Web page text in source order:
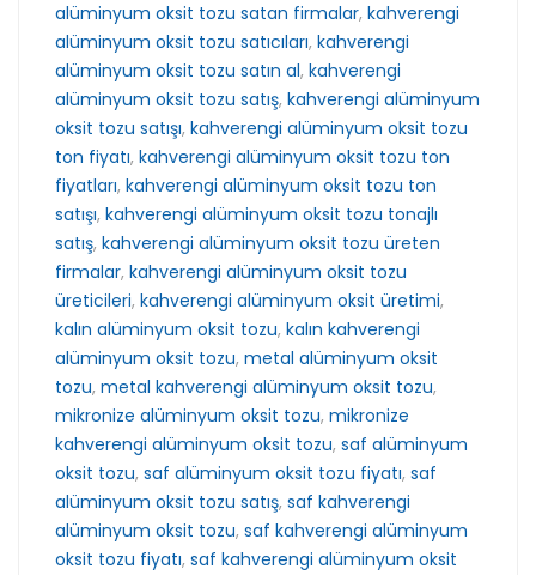
alüminyum oksit tozu satan firmalar, kahverengi
alüminyum oksit tozu satıcıları, kahverengi
alüminyum oksit tozu satın al, kahverengi
alüminyum oksit tozu satış, kahverengi alüminyum
oksit tozu satışı, kahverengi alüminyum oksit tozu
ton fiyatı, kahverengi alüminyum oksit tozu ton
fiyatları, kahverengi alüminyum oksit tozu ton
satışı, kahverengi alüminyum oksit tozu tonajlı
satış, kahverengi alüminyum oksit tozu üreten
firmalar, kahverengi alüminyum oksit tozu
üreticileri, kahverengi alüminyum oksit üretimi,
kalın alüminyum oksit tozu, kalın kahverengi
alüminyum oksit tozu, metal alüminyum oksit
tozu, metal kahverengi alüminyum oksit tozu,
mikronize alüminyum oksit tozu, mikronize
kahverengi alüminyum oksit tozu, saf alüminyum
oksit tozu, saf alüminyum oksit tozu fiyatı, saf
alüminyum oksit tozu satış, saf kahverengi
alüminyum oksit tozu, saf kahverengi alüminyum
oksit tozu fiyatı, saf kahverengi alüminyum oksit